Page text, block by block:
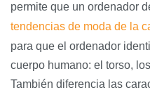
permite que un ordenador
tendencias de moda de la
para que el ordenador
cuerpo humano: el torso,
También diferencia las